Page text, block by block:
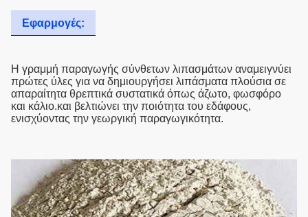
Εφαρμογές:
Η γραμμή παραγωγής σύνθετων λιπασμάτων αναμειγνύει
πρώτες ύλες για να δημιουργήσει λιπάσματα πλούσια σε
απαραίτητα θρεπτικά συστατικά όπως άζωτο, φωσφόρο
και κάλιο.και βελτιώνει την ποιότητα του εδάφους,
ενισχύοντας την γεωργική παραγωγικότητα.